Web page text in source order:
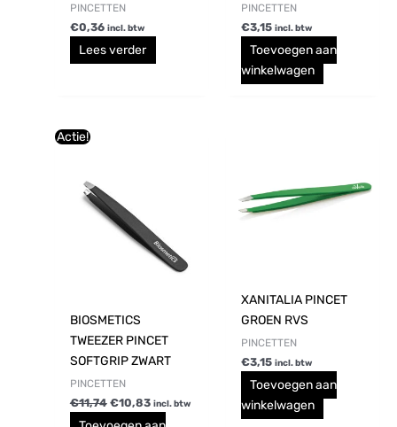
PINCETTEN
€0,36 incl. btw
Lees verder
PINCETTEN
€3,15 incl. btw
Toevoegen aan
winkelwagen
Actie!
BIOSMETICS
TWEEZER PINCET
SOFTGRIP ZWART
PINCETTEN
€11,74 €10,83 incl. btw
XANITALIA PINCET
GROEN RVS
PINCETTEN
€3,15 incl. btw
Toevoegen aan
winkelwagen